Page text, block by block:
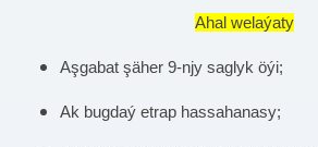
Ahal welaýaty
Aşgabat şäher 9-njy saglyk öýi;
Ak bugdaý etrap hassahanasy;